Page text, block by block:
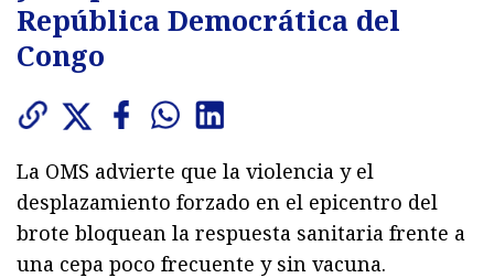
República Democrática del
Congo
La OMS advierte que la violencia y el
desplazamiento forzado en el epicentro del
brote bloquean la respuesta sanitaria frente a
una cepa poco frecuente y sin vacuna.